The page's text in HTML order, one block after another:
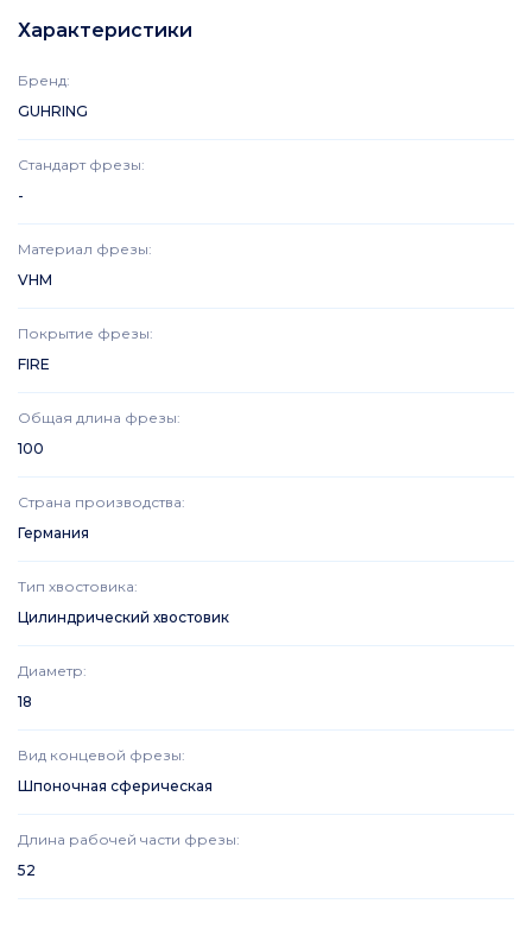
Характеристики
Бренд:
GUHRING
Стандарт фрезы:
-
Материал фрезы:
VHM
Покрытие фрезы:
FIRE
Общая длина фрезы:
100
Страна производства:
Германия
Тип хвостовика:
Цилиндрический хвостовик
Диаметр:
18
Вид концевой фрезы:
Шпоночная сферическая
Длина рабочей части фрезы:
52